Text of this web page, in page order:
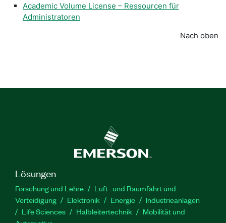
Academic Volume License – Ressourcen für
Administratoren
Nach oben
Lösungen
Forschung und Lehre
Luft- und Raumfahrt und
Verteidigung
Elektronik Energie
Industrieanlagen
Life Sciences
Halbleitertechnik
Mobilität und